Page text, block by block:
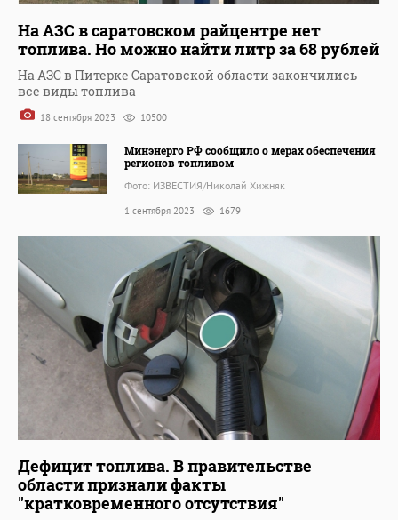
На АЗС в саратовском райцентре нет
топлива. Но можно найти литр за 68 рублей
На АЗС в Питерке Саратовской области закончились
все виды топлива
18 сентября 2023 10500
Минэнерго РФ сообщило о мерах обеспечения
регионов топливом
Фото: ИЗВЕСТИЯ/Николай Хижняк
1 сентября 2023 1679
Дефицит топлива. В правительстве
области признали факты
"кратковременного отсутствия"